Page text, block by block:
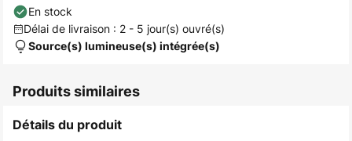
En stock
Délai de livraison : 2 - 5 jour(s) ouvré(s)
Source(s) lumineuse(s) intégrée(s)
Produits similaires
Détails du produit